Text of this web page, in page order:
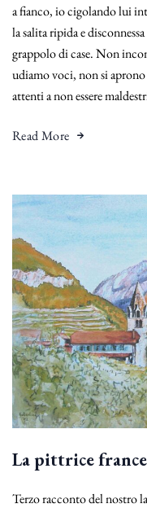
a fianco, io cigolando lui
la salita ripida e
grappolo di case. Non
udiamo voci, non si
attenti a non essere
Read More
La pittrice
Terzo racconto del nostro